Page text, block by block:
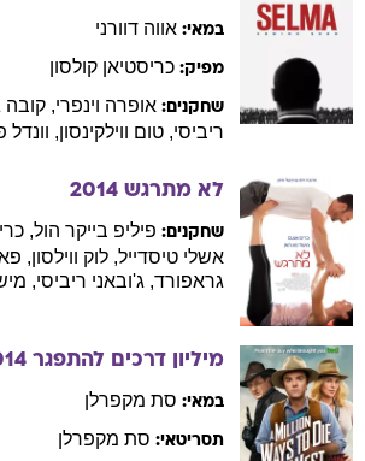
במאי: אווה דוורני
מפיק: כריסטיאן קולסון
שחקנים: אופרה וינפרי, קובה
ריביסי, טום ווילקינסון, וונדל
לא מתרגש 2014
שחקנים: פיליפ בייקר הול,
אשלי טיסדייל, לוק ווילסון,
גראפורד, ג'ובאני ריביסי,
מיליון דרכים להתפגר
במאי: סת מקפרלן
תסריטאי: סת מקפרלן